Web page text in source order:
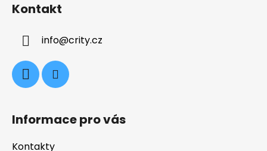
Kontakt
info@crity.cz
Informace pro vás
Kontakty